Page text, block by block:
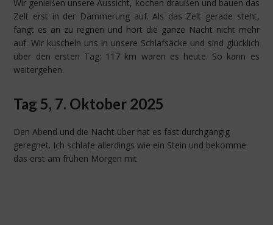
Wir genießen unsere Aussicht, kochen draußen und bauen das
Zelt erst in der Dämmerung auf. Als das Zelt gerade steht,
fängt es an zu regnen und hört die ganze Nacht nicht mehr
auf. Wir kuscheln uns in unsere Schlafsäcke und sind glücklich
über den ersten Tag: 117 km waren es heute. So kann es
weitergehen.
Tag 5, 7. Oktober 2025
Den Abend und die Nacht über hat es fast durchgängig
geregnet. Ich schlafe allerdings wie ein Stein und bekomme
das erst am frühen Morgen mit.